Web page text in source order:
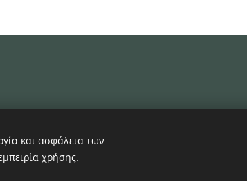
και ασφάλεια των
χρήσης.